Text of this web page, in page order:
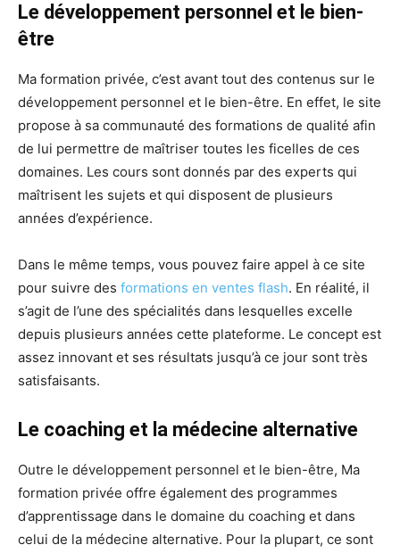
Le développement personnel et le bien-
être
Ma formation privée, c’est avant tout des contenus sur le
développement personnel et le bien-être. En effet, le site
propose à sa communauté des formations de qualité afin
de lui permettre de maîtriser toutes les ficelles de ces
domaines. Les cours sont donnés par des experts qui
maîtrisent les sujets et qui disposent de plusieurs
années d’expérience.
Dans le même temps, vous pouvez faire appel à ce site
pour suivre des formations en ventes flash. En réalité, il
s’agit de l’une des spécialités dans lesquelles excelle
depuis plusieurs années cette plateforme. Le concept est
assez innovant et ses résultats jusqu’à ce jour sont très
satisfaisants.
Le coaching et la médecine alternative
Outre le développement personnel et le bien-être, Ma
formation privée offre également des programmes
d’apprentissage dans le domaine du coaching et dans
celui de la médecine alternative. Pour la plupart, ce sont